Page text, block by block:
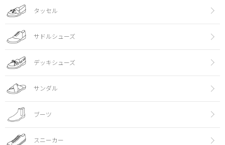
タッセル
サドルシューズ
デッキシューズ
サンダル
ブーツ
スニーカー